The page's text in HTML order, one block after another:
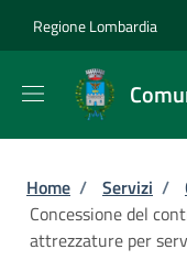
Regione Lombardia
Briciole di
Home / Servizi /
Concessione del
attrezzature per